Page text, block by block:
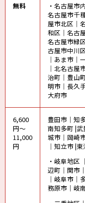
無料
・名古屋市
名古屋市千
屋市北区｜
和区｜名古
名古屋市緑
古屋市中川
｜あま市｜
｜北名古屋
治町｜豊山
明市｜長久
大府市
6,600
円～
11,000
円
豊田市｜知
南知多町 |
城市｜岡崎
｜知立市 |
・岐阜地区
辺町｜関市
｜岐阜市｜
務原市｜岐